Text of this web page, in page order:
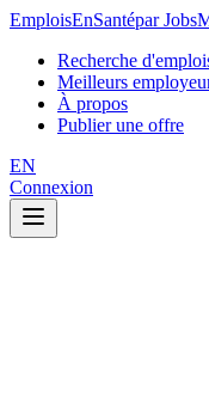
EmploisEnSantépar
Recherche
Meilleurs
À propos
Publier une offre
EN
Connexion